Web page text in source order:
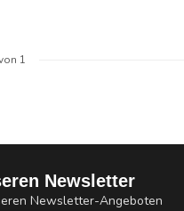
1
Newsletter
Newsletter-Angeboten